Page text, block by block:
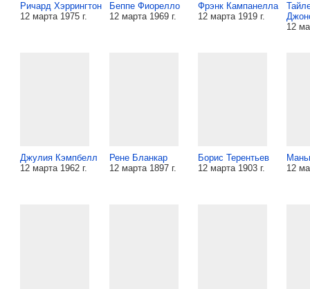
Ричард Хэррингтон
12 марта 1975 г.
Беппе Фиорелло
12 марта 1969 г.
Фрэнк Кампанелла
12 марта 1919 г.
12
Джулия Кэмпбелл
12 марта 1962 г.
Рене Бланкар
12 марта 1897 г.
Борис Терентьев
12 марта 1903 г.
12